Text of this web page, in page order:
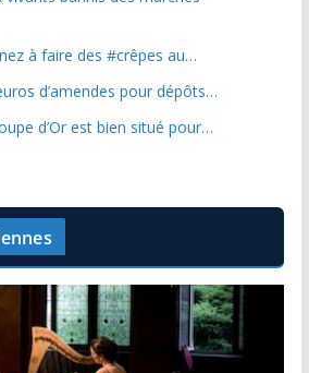
à faire des #crêpes au…
d’amendes pour dépôts…
d’Or est bien situé pour…